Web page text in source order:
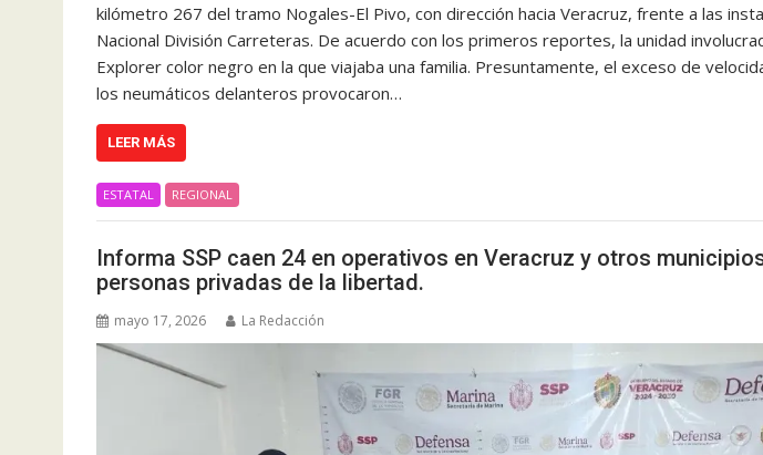
kilómetro 267 del tramo Nogales-El Pivo, con dirección hacia Veracruz, frente a las
Nacional División Carreteras. De acuerdo con los primeros reportes, la unidad
Explorer color negro en la que viajaba una familia. Presuntamente, el exceso de
los neumáticos delanteros provocaron…
LEER MÁS
ESTATAL REGIONAL
Informa SSP caen 24 en operativos en Veracruz y otros
personas privadas de la libertad.
mayo 17, 2026 La Redacción